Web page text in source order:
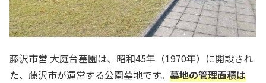
藤沢市営 大庭台墓園は、昭和45年（1970年）に開設され
た、藤沢市が運営する公園墓地です。 墓地の管理面積は